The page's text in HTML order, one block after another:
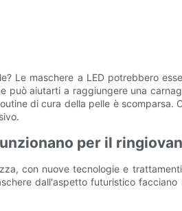
Le maschere a LED potrebbero
può aiutarti a raggiungere una
di cura della pelle è
per il
con nuove tecnologie e
dall'aspetto futuristico